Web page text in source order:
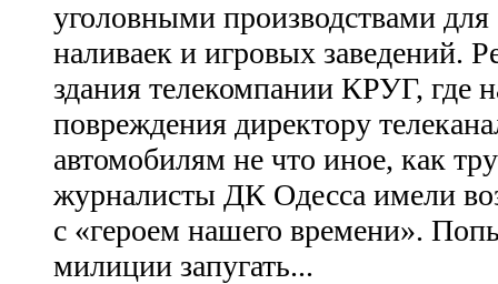
уголовными производствами
наливаек и игровых заведений.
здания телекомпании КРУГ, где
повреждения директору
автомобилям не что иное, как
журналисты ДК Одесса имели
с «героем нашего времени».
милиции запугать...